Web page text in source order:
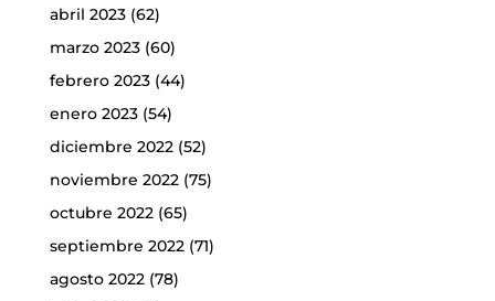
abril 2023(62)
marzo 2023(60)
febrero 2023(44)
enero 2023(54)
diciembre 2022(52)
noviembre 2022(75)
octubre 2022(65)
septiembre 2022(71)
agosto 2022(78)